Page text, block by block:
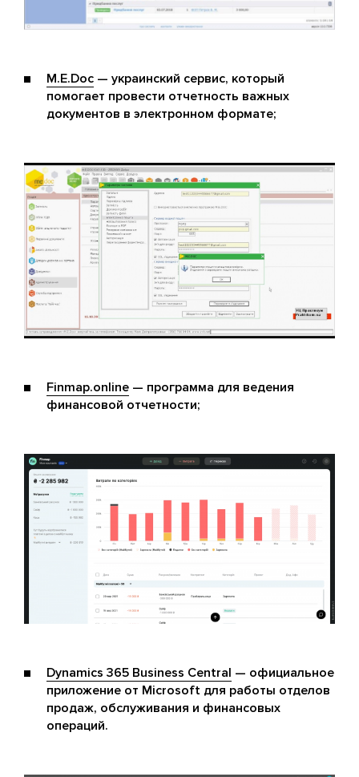
M.E.Doc — украинский сервис, который
помогает провести отчетность важных
документов в электронном формате;
Finmap.online — программа для ведения
финансовой отчетности;
Dynamics 365 Business Central — официальное
приложение от Microsoft для работы отделов
продаж, обслуживания и финансовых
операций.